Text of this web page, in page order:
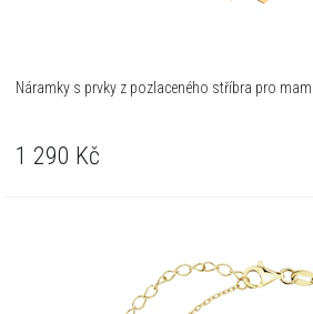
Náramky s prvky z pozlaceného stříbra pro
1 290 Kč